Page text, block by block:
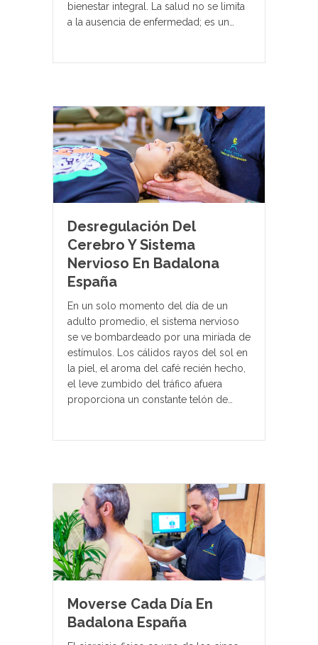
bienestar integral. La salud no se limita
a la ausencia de enfermedad; es un…
Desregulación Del
Cerebro Y Sistema
Nervioso En Badalona
España
En un solo momento del día de un
adulto promedio, el sistema nervioso
se ve bombardeado por una miríada de
estímulos. Los cálidos rayos del sol en
la piel, el aroma del café recién hecho,
el leve zumbido del tráfico afuera
proporciona un constante telón de…
Moverse Cada Día En
Badalona España